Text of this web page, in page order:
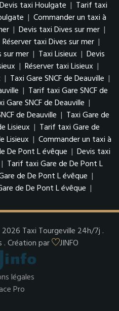
Devis taxi Houlgate | Tarif taxi
| Commander un taxi à
| Devis taxi Dives sur mer |
Réserver taxi Dives sur mer |
sur mer | Taxi Lisieux | Devis
| Réserver taxi Lisieux |
| Taxi Gare SNCF de Deauville |
| Tarif taxi Gare SNCF de
Gare SNCF de Deauville |
de Deauville | Taxi Gare de
Lisieux | Tarif taxi Gare de
Lisieux | Commander un taxi à
De Pont L évêque | Devis taxi
| Tarif taxi Gare de De Pont L
de De Pont L évêque |
de De Pont L évêque |
Taxi Tourgeville 24h/7j .
. Création par
JINFO
légales
Pro